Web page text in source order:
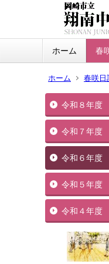
ホーム 春
ホーム 春咲日
令和８年度
令和７年度
令和６年度
令和５年度
令和４年度